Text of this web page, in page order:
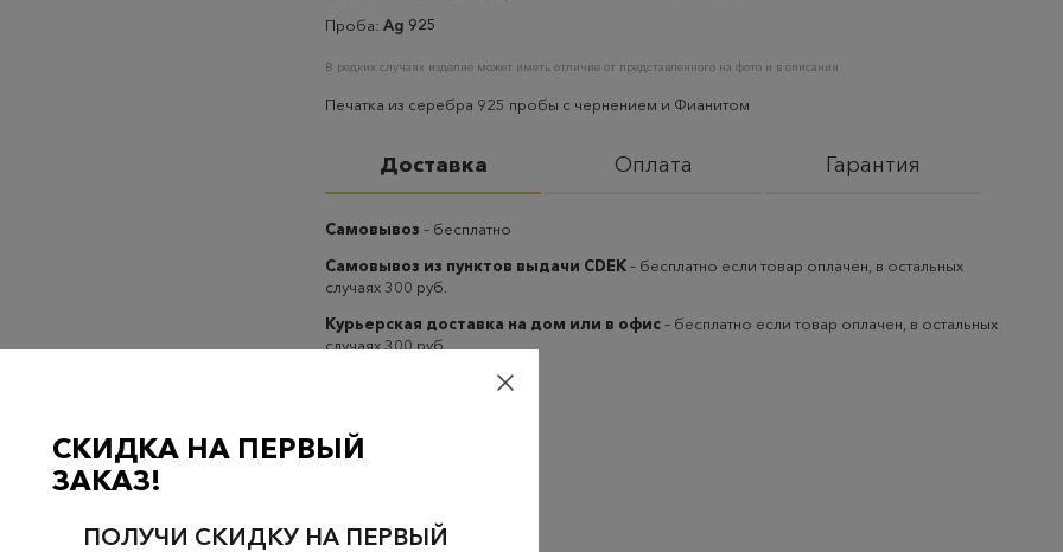
Проба: Ag 925
В редких случаях изделие может иметь отличие от представленного на фото и в описании
Печатка из серебра 925 пробы с чернением и Фианитом
Доставка Оплата Гарантия
Самовывоз – бесплатно
Самовывоз из пунктов выдачи CDEK– бесплатно если товар оплачен, в остальных
случаях 300 руб.
Курьерская доставка на дом или в офис– бесплатно если товар оплачен, в остальных
случаях 300 руб.
Проверьте наличие в магазинах
СКИДКА НА ПЕРВЫЙ
ЗАКАЗ!
ПОЛУЧИ СКИДКУ НА ПЕРВЫЙ